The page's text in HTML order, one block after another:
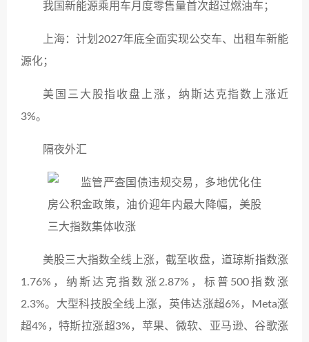
我国新能源乘用车月度零售量首次超过燃油车；
上海：计划2027年底全面实现公交车、出租车新能
源化；
美国三大股指收盘上涨，纳斯达克指数上涨近
3%。
隔夜外汇
美股三大指数全线上涨，截至收盘，道琼斯指数涨
1.76%，纳斯达克指数涨2.87%，标普500指数涨
2.3%。大型科技股全线上涨，英伟达涨超6%，Meta涨
超4%，特斯拉涨超3%，苹果、微软、亚马逊、谷歌涨